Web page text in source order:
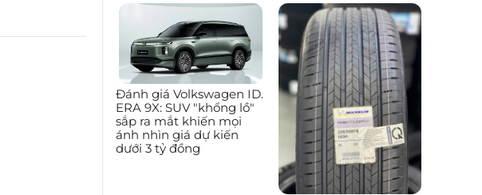
Đánh giá Volkswagen ID.
ERA 9X: SUV "khổng lồ"
sắp ra mắt khiến mọi
ánh nhìn giá dự kiến
dưới 3 tỷ đồng